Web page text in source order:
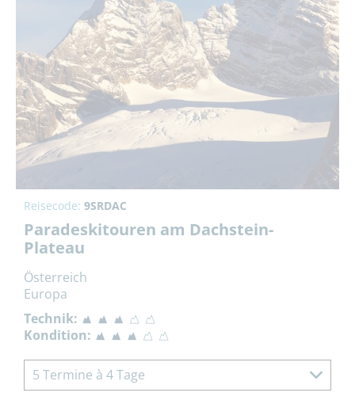
Reisecode: 9SRDAC
Paradeskitouren am Dachstein-
Plateau
Österreich
Europa
Technik:
Kondition:
5 Termine à 4 Tage